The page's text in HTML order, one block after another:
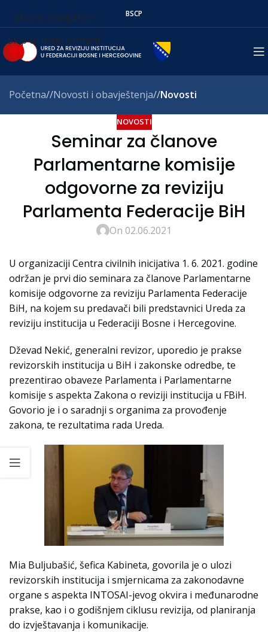
Skip to navigation
Skip to main content
BSСР
Početna/ Novosti i obavještenja/ Novosti
NOVOSTI
Seminar za članove
Parlamentarne komisije
odgovorne za reviziju
Parlamenta Federacije BiH
On 02.06.2021
U organizaciji Centra civilnih inicijativa 1. 6. 2021. godine
održan je prvi dio seminara za članove Parlamentarne
komisije odgovorne za reviziju Parlamenta Federacije
BiH, na kojem su predavači bili predstavnici Ureda za
reviziju institucija u Federaciji Bosne i Hercegovine.
Dževad Nekić, generalni revizor, uporedio je prakse
revizorskih institucija u BiH i zakonske odredbe, te
prezentirao obaveze Parlamenta i Parlamentarne
komisije s aspekta Zakona o reviziji institucija u FBiH.
Govorio je i o saradnji s organima za provođenje
zakona, te rezultatima rada Ureda.
Mia Buljubašić, šefica Kabineta, govorila je o ulozi
revizorskih institucija i smjernicama za zakonodavne
organe s aspekta INTOSAI-jevog okvira i međunarodne
prakse, kao i o godišnjem ciklusu revizija, od planiranja
do izvještavanja i komunikacije.